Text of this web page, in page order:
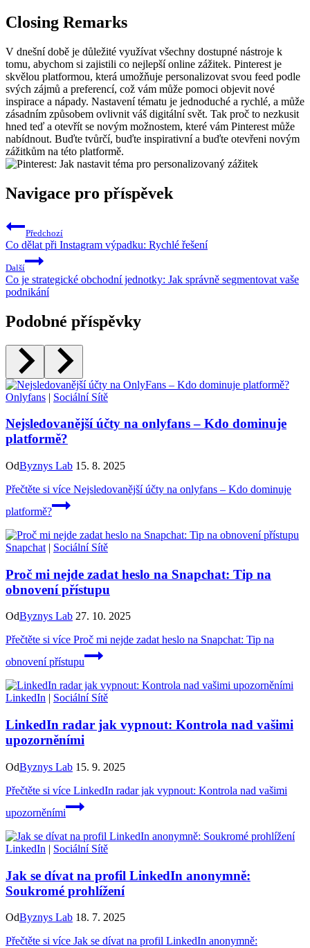
Closing Remarks
V dnešní době je důležité využívat všechny dostupné nástroje k
tomu, abychom si zajistili co nejlepší online zážitek. Pinterest je
skvělou platformou, která umožňuje personalizovat svou feed podle
svých zájmů a preferencí, což vám může pomoci objevit nové
inspirace a nápady. Nastavení tématu je jednoduché a rychlé, a může
zásadním způsobem ovlivnit váš digitální svět. Tak proč to nezkusit
hned teď a otevřít se novým možnostem, které vám Pinterest může
nabídnout. Buďte tvůrčí, buďte inspirativní a buďte otevřeni novým
zážitkům na této platformě.
Navigace pro příspěvek
Předchozí
Co dělat při Instagram výpadku: Rychlé řešení
Další
Co je strategické obchodní jednotky: Jak správně segmentovat vaše
podnikání
Podobné příspěvky
Onlyfans | Sociální Sítě
Nejsledovanější účty na onlyfans – Kdo dominuje
platformě?
OdByznys Lab 15. 8. 2025
Přečtěte si více Nejsledovanější účty na onlyfans – Kdo dominuje
platformě?
Snapchat | Sociální Sítě
Proč mi nejde zadat heslo na Snapchat: Tip na
obnovení přístupu
OdByznys Lab 27. 10. 2025
Přečtěte si více Proč mi nejde zadat heslo na Snapchat: Tip na
obnovení přístupu
LinkedIn | Sociální Sítě
LinkedIn radar jak vypnout: Kontrola nad vašimi
upozorněními
OdByznys Lab 15. 9. 2025
Přečtěte si více LinkedIn radar jak vypnout: Kontrola nad vašimi
upozorněními
LinkedIn | Sociální Sítě
Jak se dívat na profil LinkedIn anonymně:
Soukromé prohlížení
OdByznys Lab 18. 7. 2025
Přečtěte si více Jak se dívat na profil LinkedIn anonymně: